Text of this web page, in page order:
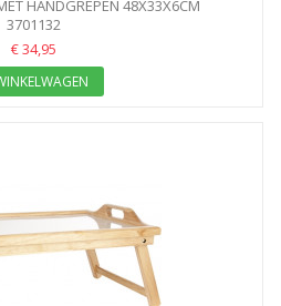
HANDGREPEN 48X33X6CM
3701132
€ 34,95